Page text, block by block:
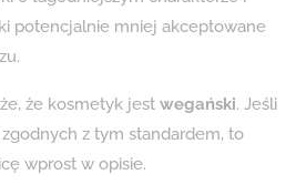
potencjalnie mniej akceptowane
że kosmetyk jest wegański. Jeśli
z tym standardem, to
wprost w opisie.